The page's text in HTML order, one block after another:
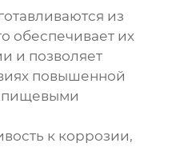
из
обеспечивает их
и позволяет
повышенной
пищевыми
к коррозии,